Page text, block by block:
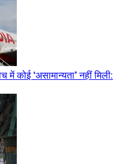
कोई ‘असामान्यता’ नहीं मिली: